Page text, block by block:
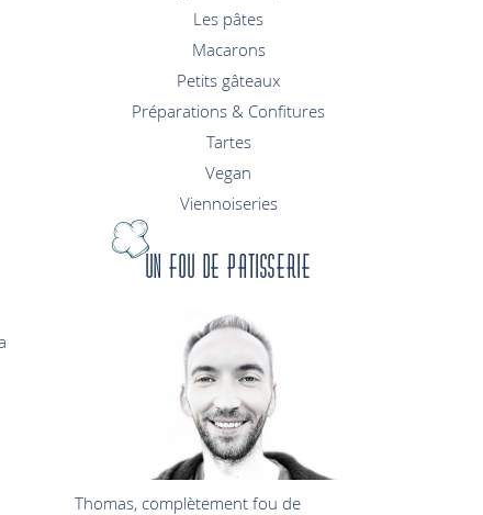
Les pâtes
Macarons
Petits gâteaux
Préparations & Confitures
Tartes
Vegan
Viennoiseries
Un fou de patisserie
Thomas, complètement fou de